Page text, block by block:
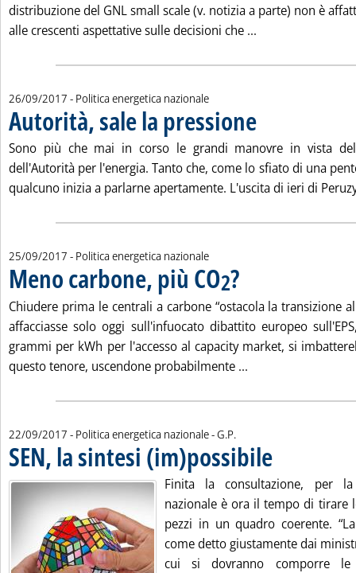
distribuzione del GNL small scale (v. notizia a parte) non è
alle crescenti aspettative sulle decisioni che ...
26/09/2017 - Politica energetica nazionale
Autorità, sale la pressione
Sono più che mai in corso le grandi manovre in vista
dell'Autorità per l'energia. Tanto che, come lo sfiato di una
qualcuno inizia a parlarne apertamente. L'uscita di ieri di
25/09/2017 - Politica energetica nazionale
Meno carbone, più CO2?. Pubblicata lunedì 25
Chiudere prima le centrali a carbone “ostacola la transizione
affacciasse solo oggi sull'infuocato dibattito europeo
grammi per kWh per l'accesso al capacity market, si
questo tenore, uscendone probabilmente ...
22/09/2017 - Politica energetica nazionale -di:
G.P.
SEN, la sintesi (im)possibile
Finita la consultazione, per la
nazionale è ora il tempo di tirare
pezzi in un quadro coerente.
come detto giustamente dai
cui si dovranno comporre le